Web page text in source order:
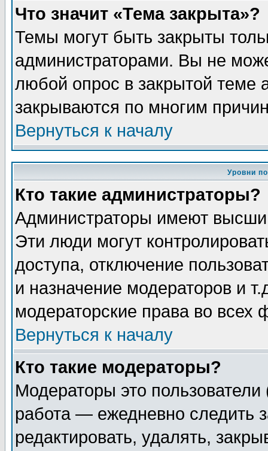
Что значит «Тема закрыта»?
Темы могут быть закрыты
администраторами. Вы не
любой опрос в закрытой теме
закрываются по многим
Вернуться к началу
Уровни
Кто такие администраторы?
Администраторы имеют
Эти люди могут
доступа, отключение
и назначение модераторов и
модераторские права во всех
Вернуться к началу
Кто такие модераторы?
Модераторы это
работа — ежедневно следить
редактировать, удалять,